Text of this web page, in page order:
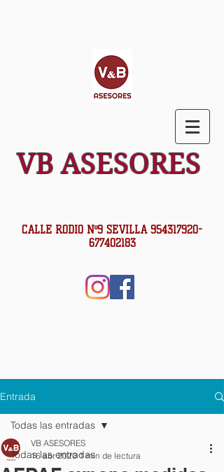
VB ASESORES
CALLE RODIO Nº9 SEVILLA 954317920-
677402183
Entrada
Todas las entradas
Todas las entradas
VB ASESORES
16 abr 2020 1 min de lectura